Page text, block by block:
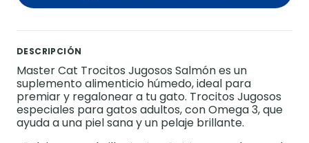
DESCRIPCIÓN
Master Cat Trocitos Jugosos Salmón es un
suplemento alimenticio húmedo, ideal para
premiar y regalonear a tu gato. Trocitos Jugosos
especiales para gatos adultos, con Omega 3, que
ayuda a una piel sana y un pelaje brillante.